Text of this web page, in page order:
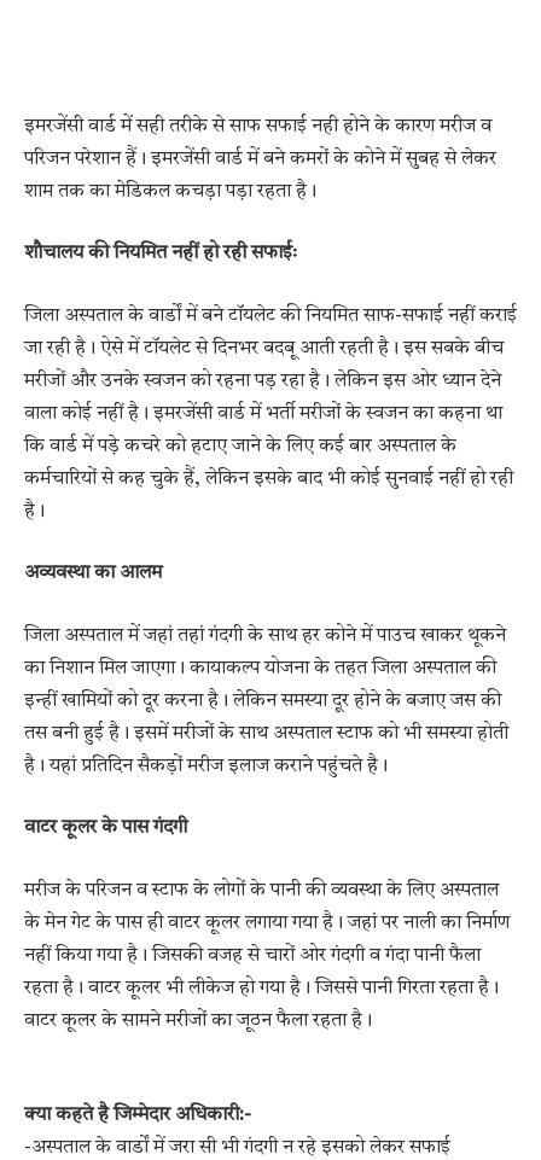
इमरजेंसी वार्ड में सही तरीके से साफ सफाई नही होने के कारण मरीज व
परिजन परेशान हैं। इमरजेंसी वार्ड में बने कमरों के कोने में सुबह से लेकर
शाम तक का मेडिकल कचड़ा पड़ा रहता है।
शौचालय की नियमित नहीं हो रही सफाईः
जिला अस्पताल के वार्डों में बने टॉयलेट की नियमित साफ-सफाई नहीं कराई
जा रही है। ऐसे में टॉयलेट से दिनभर बदबू आती रहती है। इस सबके बीच
मरीजों और उनके स्वजन को रहना पड़ रहा है। लेकिन इस ओर ध्यान देने
वाला कोई नहीं है। इमरजेंसी वार्ड में भर्ती मरीजों के स्वजन का कहना था
कि वार्ड में पड़े कचरे को हटाए जाने के लिए कई बार अस्पताल के
कर्मचारियों से कह चुके हैं, लेकिन इसके बाद भी कोई सुनवाई नहीं हो रही
है।
अव्यवस्था का आलम
जिला अस्पताल में जहां तहां गंदगी के साथ हर कोने में पाउच खाकर थूकने
का निशान मिल जाएगा। कायाकल्प योजना के तहत जिला अस्पताल की
इन्हीं खामियों को दूर करना है। लेकिन समस्या दूर होने के बजाए जस की
तस बनी हुई है। इसमें मरीजों के साथ अस्पताल स्टाफ को भी समस्या होती
है। यहां प्रतिदिन सैकड़ों मरीज इलाज कराने पहुंचते है।
वाटर कूलर के पास गंदगी
मरीज के परिजन व स्टाफ के लोगों के पानी की व्यवस्था के लिए अस्पताल
के मेन गेट के पास ही वाटर कूलर लगाया गया है। जहां पर नाली का निर्माण
नहीं किया गया है। जिसकी वजह से चारों ओर गंदगी व गंदा पानी फैला
रहता है। वाटर कूलर भी लीकेज हो गया है। जिससे पानी गिरता रहता है।
वाटर कूलर के सामने मरीजों का जूठन फैला रहता है।
क्या कहते है जिम्मेदार अधिकारी:-
-अस्पताल के वार्डों में जरा सी भी गंदगी न रहे इसको लेकर सफाई